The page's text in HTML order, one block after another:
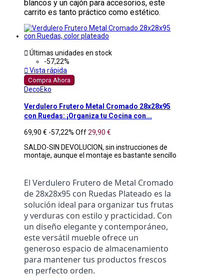
blancos y un cajón para accesorios, este
carrito es tanto práctico como estético.
 Últimas unidades en stock
-57,22%
 Vista rápida
Compra Ahora
DecoEko
Verdulero Frutero Metal Cromado 28x28x95
con Ruedas: ¡Organiza tu Cocina con...
69,90 € -57,22% Off29,90 €
SALDO-SIN DEVOLUCION, sin instrucciones de
montaje, aunque el montaje es bastante sencillo
El Verdulero Frutero de Metal Cromado
de 28x28x95 con Ruedas Plateado es la
solución ideal para organizar tus frutas
y verduras con estilo y practicidad. Con
un diseño elegante y contemporáneo,
este versátil mueble ofrece un
generoso espacio de almacenamiento
para mantener tus productos frescos
en perfecto orden.